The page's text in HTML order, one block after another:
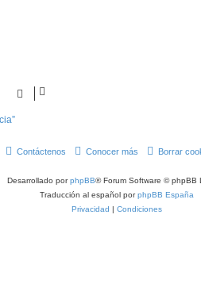
Borrar
Conocer más
Contáctenos
Desarrollado porphpBB® Forum Software © phpBB
Traducción al español porphpBB España
Privacidad | Condiciones